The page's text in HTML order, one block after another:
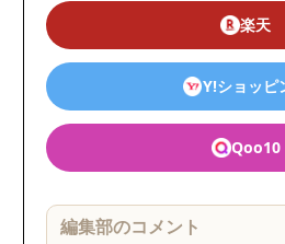
楽天
Y!ショッピ
Qoo10
編集部のコメント